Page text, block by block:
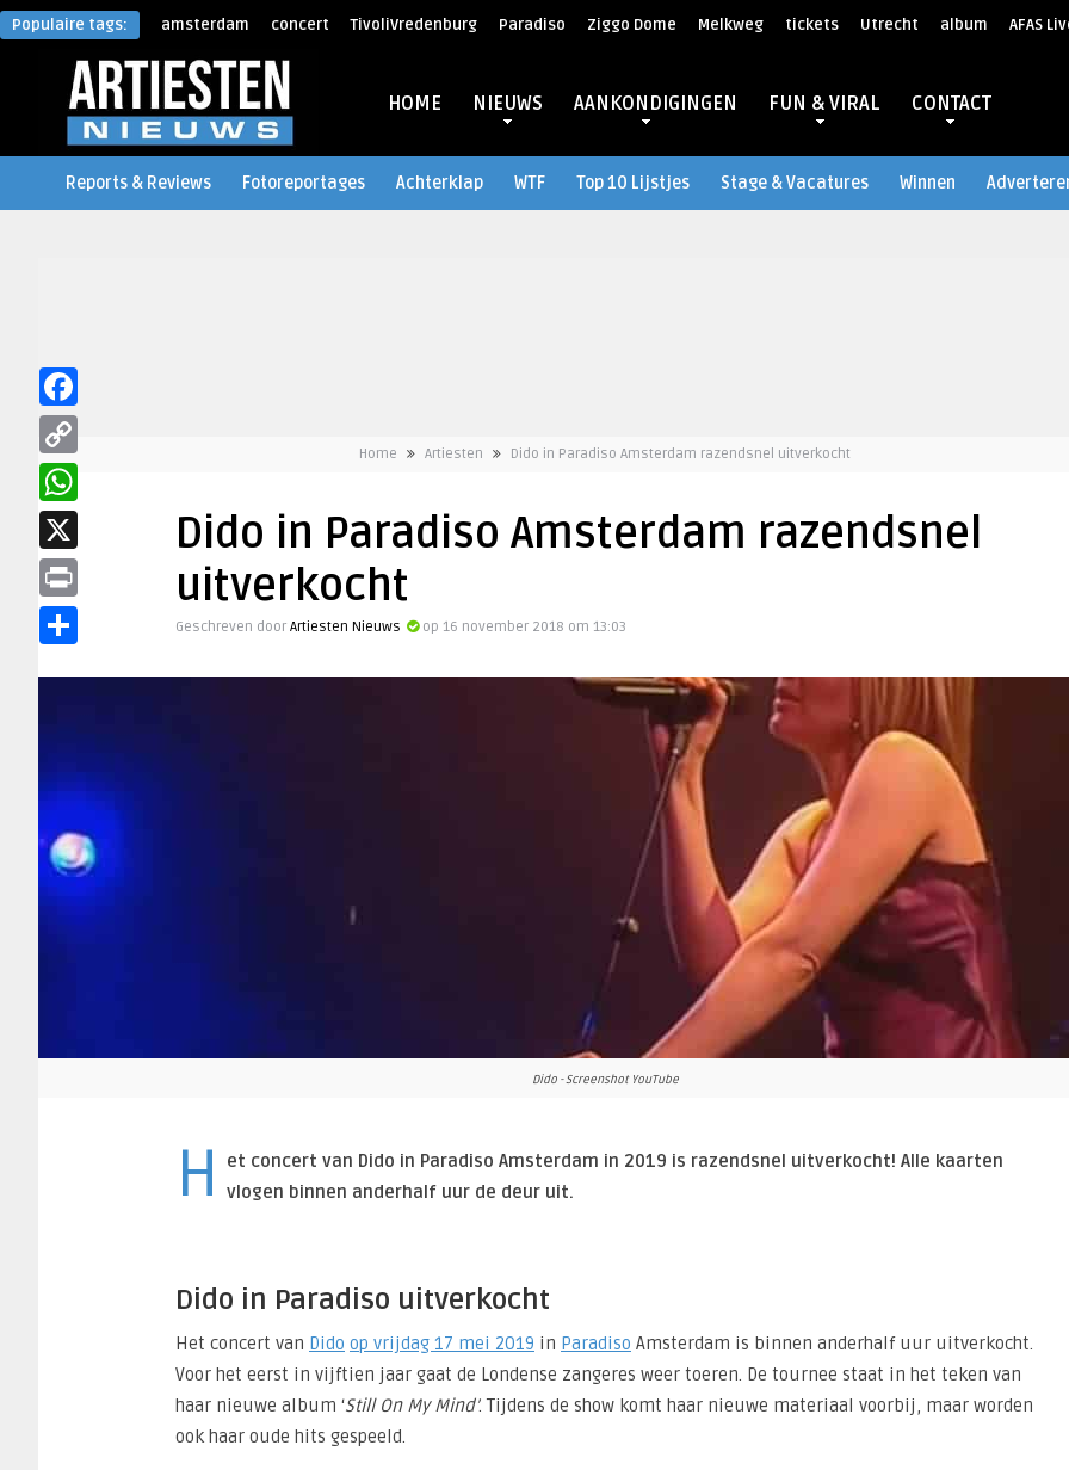
Populaire tags: amsterdam concert TivoliVredenburg Paradiso Ziggo Dome Melkweg tickets Utrecht album AFAS
HOME NIEUWS AANKONDIGINGEN FUN & VIRAL CONTACT
Reports & Reviews Fotoreportages Achterklap WTF Top 10 Lijstjes Stage & Vacatures Winnen
Home Artiesten Dido in Paradiso Amsterdam razendsnel uitverkocht
Dido in Paradiso Amsterdam razendsnel
uitverkocht
Geschreven door Artiesten Nieuws op 16 november 2018 om 13:03
Dido - Screenshot YouTube
H
et concert van Dido in Paradiso Amsterdam in 2019 is razendsnel uitverkocht! Alle kaarten
vlogen binnen anderhalf uur de deur uit.
Dido in Paradiso uitverkocht
Het concert van Dido op vrijdag 17 mei 2019 in Paradiso Amsterdam is binnen anderhalf uur uitverkocht.
Voor het eerst in vijftien jaar gaat de Londense zangeres weer toeren. De tournee staat in het teken van
haar nieuwe album ‘Still On My Mind’. Tijdens de show komt haar nieuwe materiaal voorbij, maar worden
ook haar oude hits gespeeld.
Facebook
Copy
Link
WhatsApp
X
Print